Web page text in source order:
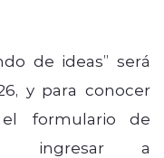
de ideas” será
y para conocer
formulario de
ingresar a